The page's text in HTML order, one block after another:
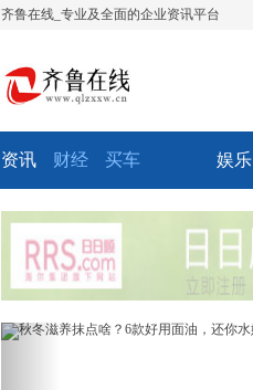
齐鲁在线_专业及全面的企业资讯平台
资讯 财经 买车 娱乐
Previous